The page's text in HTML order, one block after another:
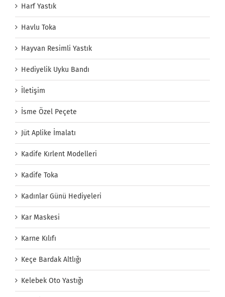
Harf Yastık
Havlu Toka
Hayvan Resimli Yastık
Hediyelik Uyku Bandı
İletişim
İsme Özel Peçete
Jüt Aplike İmalatı
Kadife Kırlent Modelleri
Kadife Toka
Kadınlar Günü Hediyeleri
Kar Maskesi
Karne Kılıfı
Keçe Bardak Altlığı
Kelebek Oto Yastığı